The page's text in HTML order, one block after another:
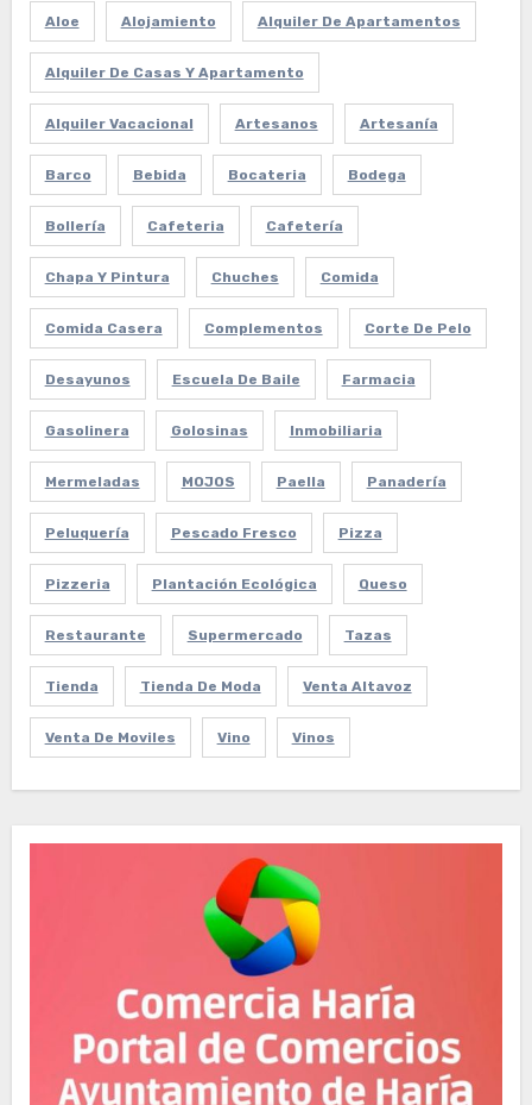
Aloe Alojamiento Alquiler De Apartamentos
Alquiler De Casas Y Apartamento
Alquiler Vacacional Artesanos Artesanía
Barco Bebida Bocateria Bodega
Bollería Cafeteria Cafetería
Chapa Y Pintura Chuches Comida
Comida Casera Complementos Corte De Pelo
Desayunos Escuela De Baile Farmacia
Gasolinera Golosinas Inmobiliaria
Mermeladas MOJOS Paella Panadería
Peluquería Pescado Fresco Pizza
Pizzeria Plantación Ecológica Queso
Restaurante Supermercado Tazas
Tienda Tienda De Moda Venta Altavoz
Venta De Moviles Vino Vinos